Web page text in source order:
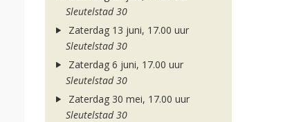
Sleutelstad 30
Zaterdag 13 juni, 17.00 uur
Sleutelstad 30
Zaterdag 6 juni, 17.00 uur
Sleutelstad 30
Zaterdag 30 mei, 17.00 uur
Sleutelstad 30